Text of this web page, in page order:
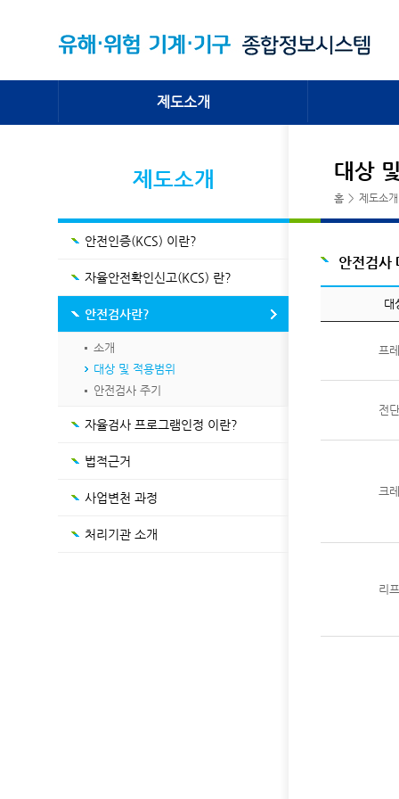
제도소개
자율안전확인신고(KCS) 란?
자율검사 프로그램인정 이란?
법적근거
사업변천 과정
처리기관 소개
자료실
FAQ
제도소개
안전인증(KCS) 이란?
자율안전확인신고(KCS) 란?
안전검사란?
소개
대상 및 적용범위
안전검사 주기
자율검사 프로그램인정 이란?
법적근거
사업변천 과정
처리기관 소개
대상
홈 > 제도소개
안전검사
대
프
전
크
리